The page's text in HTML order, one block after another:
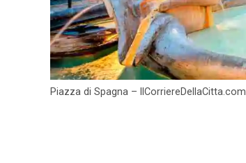
Piazza di Spagna – IlCorriereDellaCitta.com